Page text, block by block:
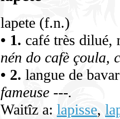
lapete (f.n.)
• 1. café très dilué,
nén do cafè çoula,
• 2. langue de
fameuse ---.
Waitîz a: lapisse,